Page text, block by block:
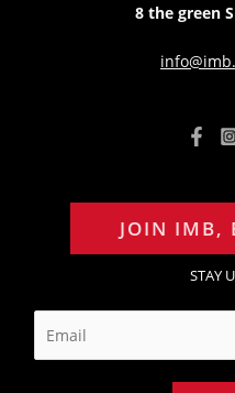
8 the green
JOIN IMB,
STAY
m